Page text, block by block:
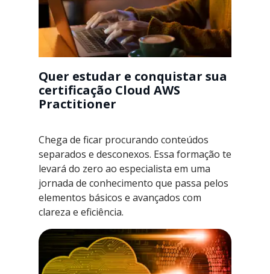
Quer estudar e conquistar sua
certificação Cloud AWS
Practitioner
Chega de ficar procurando conteúdos
separados e desconexos. Essa formação te
levará do zero ao especialista em uma
jornada de conhecimento que passa pelos
elementos básicos e avançados com
clareza e eficiência.